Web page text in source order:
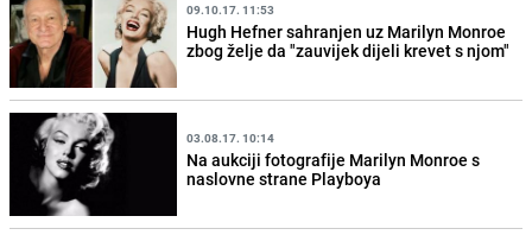
09.10.17. 11:53
Hugh Hefner sahranjen uz Marilyn Monroe
zbog želje da "zauvijek dijeli krevet s njom"
03.08.17. 10:14
Na aukciji fotografije Marilyn Monroe s
naslovne strane Playboya